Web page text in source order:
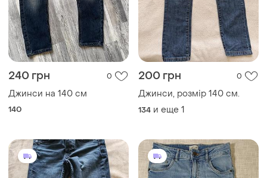
240 грн 0
Джинси на 140 см
140
200 грн 0
Джинси, розмір 140 см.
134 и еще 1